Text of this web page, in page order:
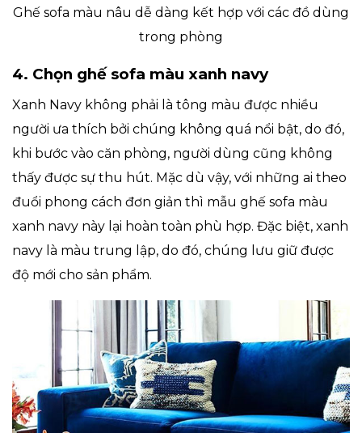
Ghế sofa màu nâu dễ dàng kết hợp với các đồ dùng
trong phòng
4. Chọn ghế sofa màu xanh navy
Xanh Navy không phải là tông màu được nhiều
người ưa thích bởi chúng không quá nổi bật, do đó,
khi bước vào căn phòng, người dùng cũng không
thấy được sự thu hút. Mặc dù vậy, với những ai theo
đuổi phong cách đơn giản thì mẫu ghế sofa màu
xanh navy này lại hoàn toàn phù hợp. Đặc biệt, xanh
navy là màu trung lập, do đó, chúng lưu giữ được
độ mới cho sản phẩm.